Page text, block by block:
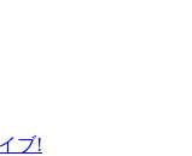
ブ!